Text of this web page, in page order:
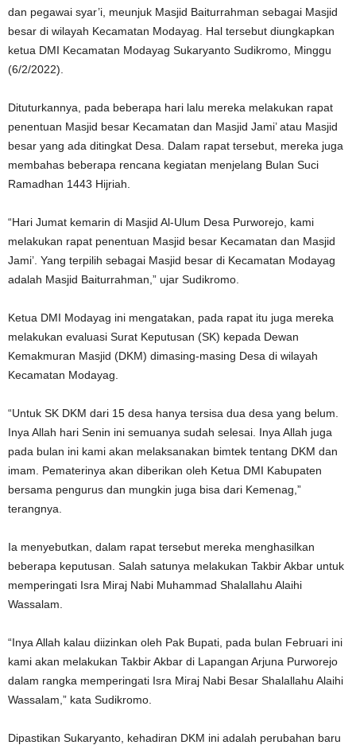
dan pegawai syar’i, meunjuk Masjid Baiturrahman sebagai Masjid
besar di wilayah Kecamatan Modayag. Hal tersebut diungkapkan
ketua DMI Kecamatan Modayag Sukaryanto Sudikromo, Minggu
(6/2/2022).
Dituturkannya, pada beberapa hari lalu mereka melakukan rapat
penentuan Masjid besar Kecamatan dan Masjid Jami’ atau Masjid
besar yang ada ditingkat Desa. Dalam rapat tersebut, mereka juga
membahas beberapa rencana kegiatan menjelang Bulan Suci
Ramadhan 1443 Hijriah.
“Hari Jumat kemarin di Masjid Al-Ulum Desa Purworejo, kami
melakukan rapat penentuan Masjid besar Kecamatan dan Masjid
Jami’. Yang terpilih sebagai Masjid besar di Kecamatan Modayag
adalah Masjid Baiturrahman,” ujar Sudikromo.
Ketua DMI Modayag ini mengatakan, pada rapat itu juga mereka
melakukan evaluasi Surat Keputusan (SK) kepada Dewan
Kemakmuran Masjid (DKM) dimasing-masing Desa di wilayah
Kecamatan Modayag.
“Untuk SK DKM dari 15 desa hanya tersisa dua desa yang belum.
Inya Allah hari Senin ini semuanya sudah selesai. Inya Allah juga
pada bulan ini kami akan melaksanakan bimtek tentang DKM dan
imam. Pematerinya akan diberikan oleh Ketua DMI Kabupaten
bersama pengurus dan mungkin juga bisa dari Kemenag,”
terangnya.
Ia menyebutkan, dalam rapat tersebut mereka menghasilkan
beberapa keputusan. Salah satunya melakukan Takbir Akbar untuk
memperingati Isra Miraj Nabi Muhammad Shalallahu Alaihi
Wassalam.
“Inya Allah kalau diizinkan oleh Pak Bupati, pada bulan Februari ini
kami akan melakukan Takbir Akbar di Lapangan Arjuna Purworejo
dalam rangka memperingati Isra Miraj Nabi Besar Shalallahu Alaihi
Wassalam,” kata Sudikromo.
Dipastikan Sukaryanto, kehadiran DKM ini adalah perubahan baru